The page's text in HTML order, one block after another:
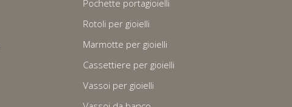
Pochette portagioielli
Rotoli per gioielli
Marmotte per gioielli
Cassettiere per gioielli
Vassoi per gioielli